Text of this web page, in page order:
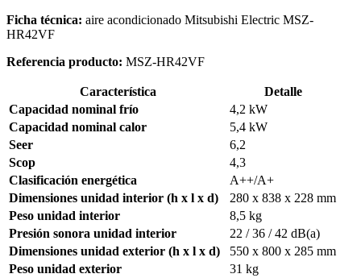
Ficha técnica: aire acondicionado Mitsubishi Electric MSZ-
HR42VF
Referencia producto: MSZ-HR42VF
Característica
Detalle
Capacidad nominal frío
4,2 kW
Capacidad nominal calor
5,4 kW
Seer
6,2
Scop
4,3
Clasificación energética
A++/A+
Dimensiones unidad interior (h x l x d)
280 x 838 x 228 mm
Peso unidad interior
8,5 kg
Presión sonora unidad interior
22 / 36 / 42 dB(a)
Dimensiones unidad exterior (h x l x d)
550 x 800 x 285 mm
Peso unidad exterior
31 kg